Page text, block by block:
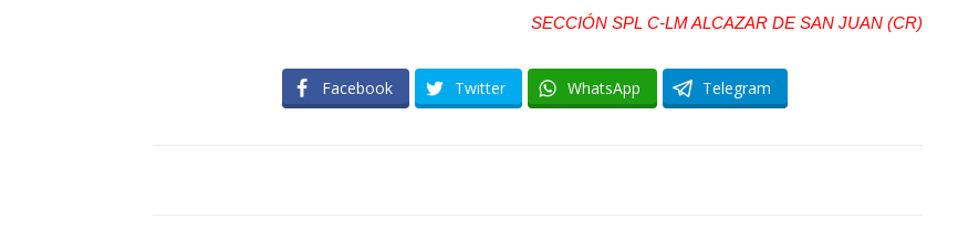
SECCIÓN SPL C-LM ALCAZAR DE SAN JUAN (CR)
Facebook Twitter WhatsApp Telegram